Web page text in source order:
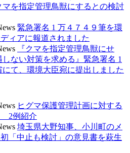
マを指定管理鳥獣にするとの検討
緊急署名 1 万４７４９筆を環
ィアに報道されました
『クマを指定管理鳥獣にせ
ない対策を求める』緊急署名 1
て、環境大臣宛に提出しました
ヒグマ保護管理計画に対する
2例紹介
埼玉県大野知事、小川町のメ
「中止も検討」の意見書を萩生